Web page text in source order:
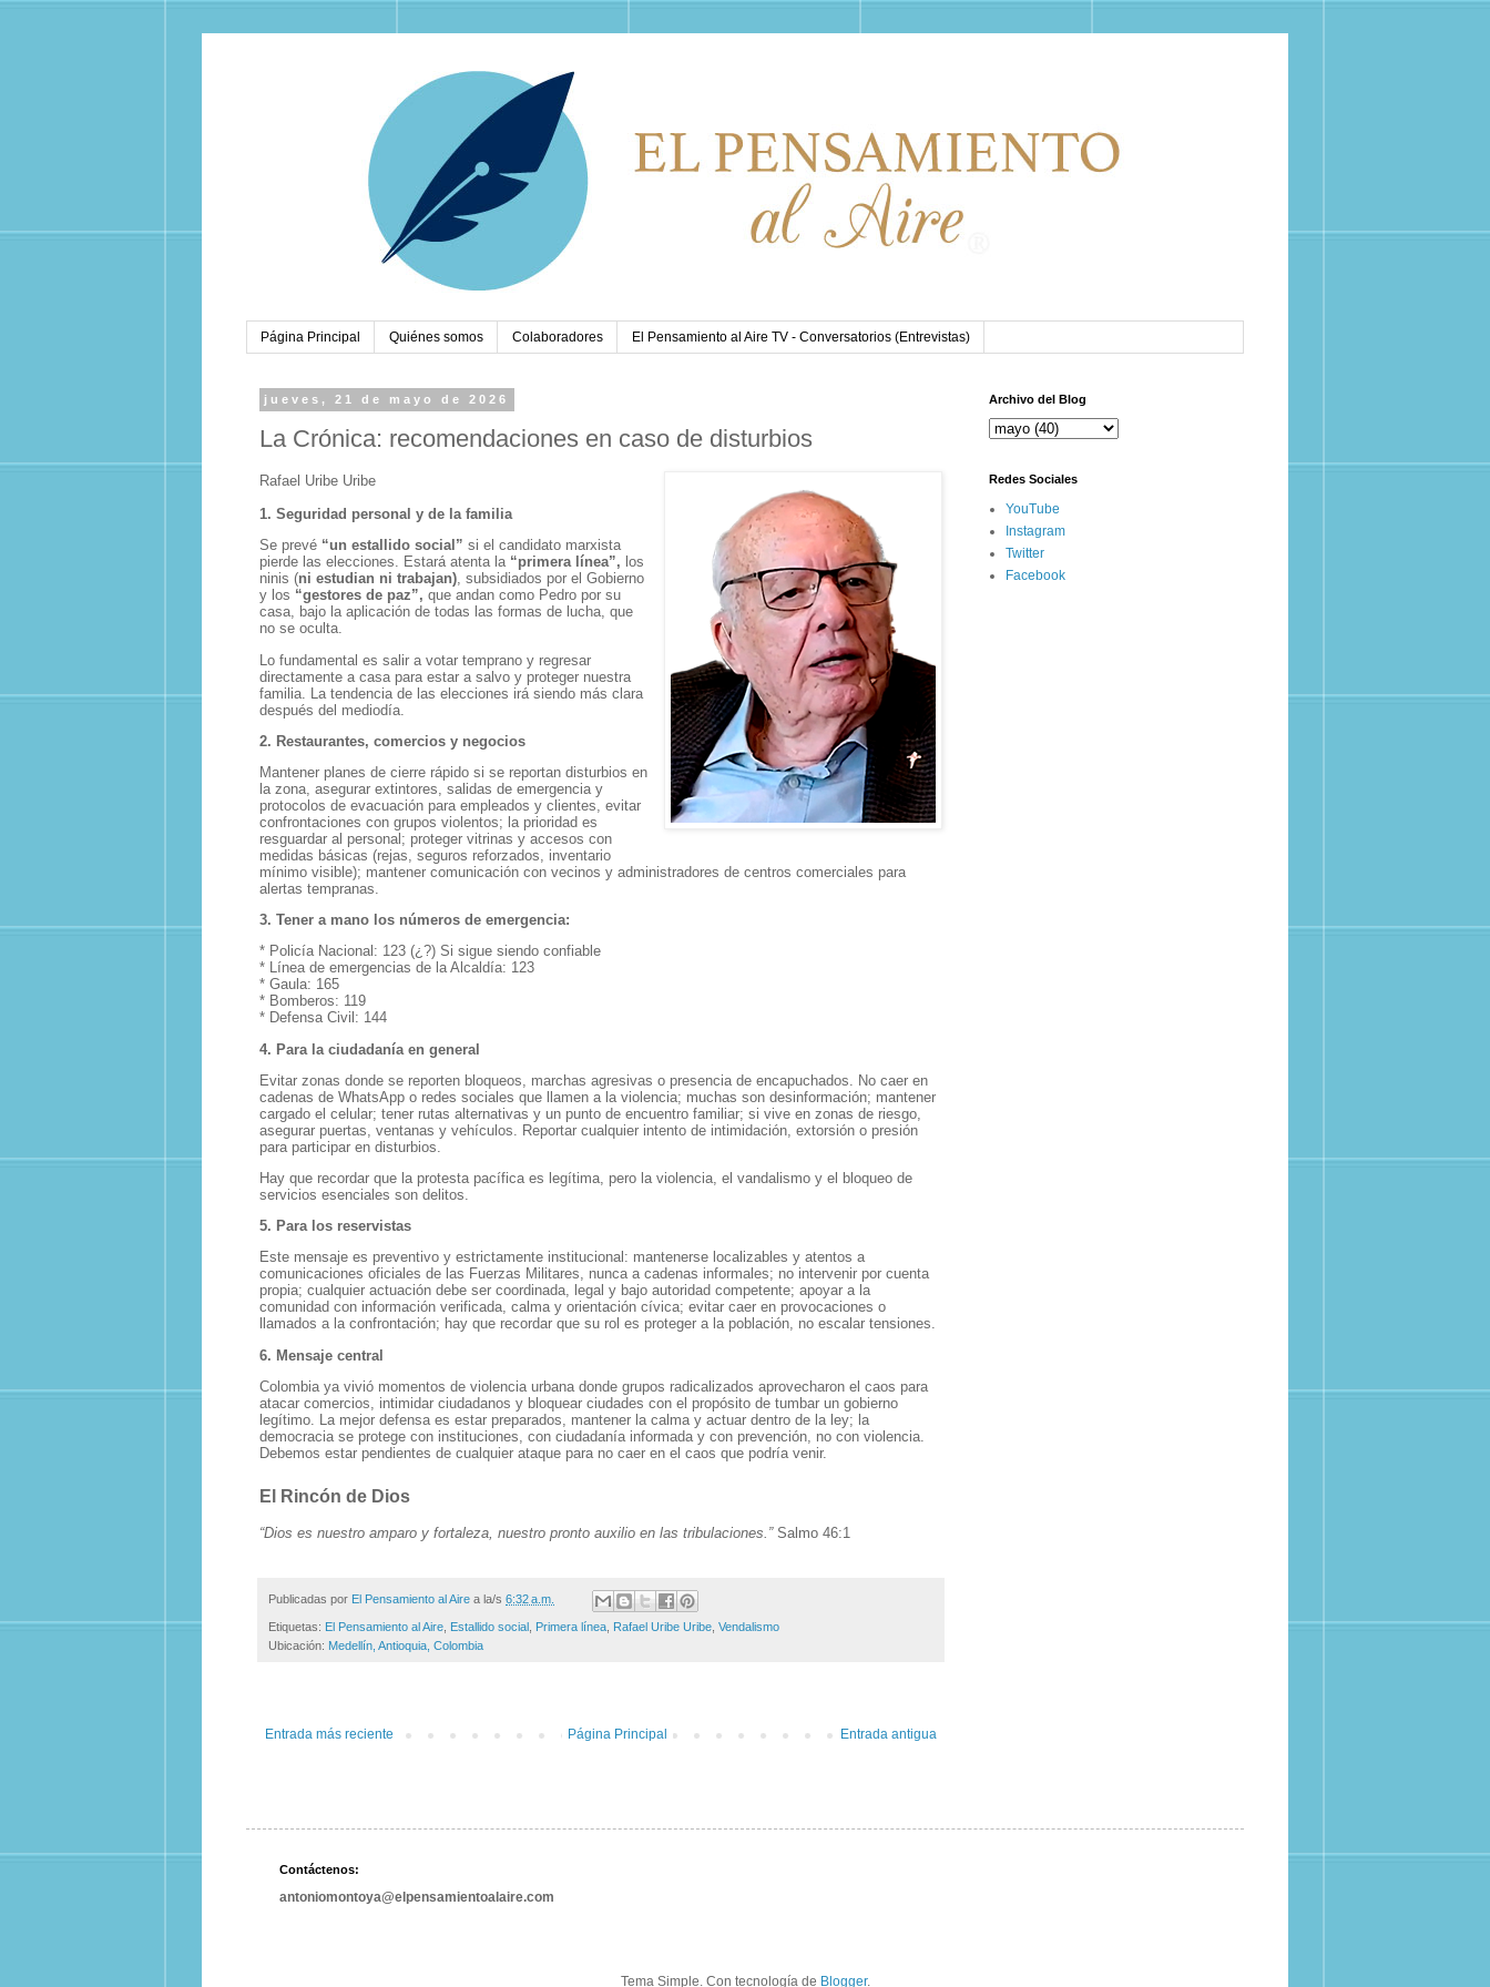
Página Principal Quiénes somos Colaboradores El Pensamiento al Aire TV - Conversatorios (Entrevistas)
jueves, 21 de mayo de 2026
La Crónica: recomendaciones en caso de disturbios
Rafael Uribe Uribe
1. Seguridad personal y de la familia
Se prevé “un estallido social” si el candidato marxista
pierde las elecciones. Estará atenta la “primera línea”, los
ninis (ni estudian ni trabajan), subsidiados por el Gobierno
y los “gestores de paz”, que andan como Pedro por su
casa, bajo la aplicación de todas las formas de lucha, que
no se oculta.
Lo fundamental es salir a votar temprano y regresar
directamente a casa para estar a salvo y proteger nuestra
familia. La tendencia de las elecciones irá siendo más clara
después del mediodía.
2. Restaurantes, comercios y negocios
Mantener planes de cierre rápido si se reportan disturbios en
la zona, asegurar extintores, salidas de emergencia y
protocolos de evacuación para empleados y clientes, evitar
confrontaciones con grupos violentos; la prioridad es
resguardar al personal; proteger vitrinas y accesos con
medidas básicas (rejas, seguros reforzados, inventario
mínimo visible); mantener comunicación con vecinos y administradores de centros comerciales para
alertas tempranas.
3. Tener a mano los números de emergencia:
* Policía Nacional: 123 (¿?) Si sigue siendo confiable
* Línea de emergencias de la Alcaldía: 123
* Gaula: 165
* Bomberos: 119
* Defensa Civil: 144
4. Para la ciudadanía en general
Evitar zonas donde se reporten bloqueos, marchas agresivas o presencia de encapuchados. No caer en
cadenas de WhatsApp o redes sociales que llamen a la violencia; muchas son desinformación; mantener
cargado el celular; tener rutas alternativas y un punto de encuentro familiar; si vive en zonas de riesgo,
asegurar puertas, ventanas y vehículos. Reportar cualquier intento de intimidación, extorsión o presión
para participar en disturbios.
Hay que recordar que la protesta pacífica es legítima, pero la violencia, el vandalismo y el bloqueo de
servicios esenciales son delitos.
5. Para los reservistas
Este mensaje es preventivo y estrictamente institucional: mantenerse localizables y atentos a
comunicaciones oficiales de las Fuerzas Militares, nunca a cadenas informales; no intervenir por cuenta
propia; cualquier actuación debe ser coordinada, legal y bajo autoridad competente; apoyar a la
comunidad con información verificada, calma y orientación cívica; evitar caer en provocaciones o
llamados a la confrontación; hay que recordar que su rol es proteger a la población, no escalar tensiones.
6. Mensaje central
Colombia ya vivió momentos de violencia urbana donde grupos radicalizados aprovecharon el caos para
atacar comercios, intimidar ciudadanos y bloquear ciudades con el propósito de tumbar un gobierno
legítimo. La mejor defensa es estar preparados, mantener la calma y actuar dentro de la ley; la
democracia se protege con instituciones, con ciudadanía informada y con prevención, no con violencia.
Debemos estar pendientes de cualquier ataque para no caer en el caos que podría venir.
El Rincón de Dios
“Dios es nuestro amparo y fortaleza, nuestro pronto auxilio en las tribulaciones.”Salmo 46:1
Publicadas por El Pensamiento al Aire a la/s 6:32 a.m.
Etiquetas: El Pensamiento al Aire Estallido social Primera línea Rafael Uribe Uribe Vendalismo
Ubicación: Medellín, Antioquia, Colombia
Entrada más reciente Entrada antigua
Página Principal
Archivo del Blog
Redes Sociales
YouTube
Instagram
Twitter
Facebook
Contáctenos:
antoniomontoya@elpensamientoalaire.com
Tema Simple. Con tecnología de Blogger.